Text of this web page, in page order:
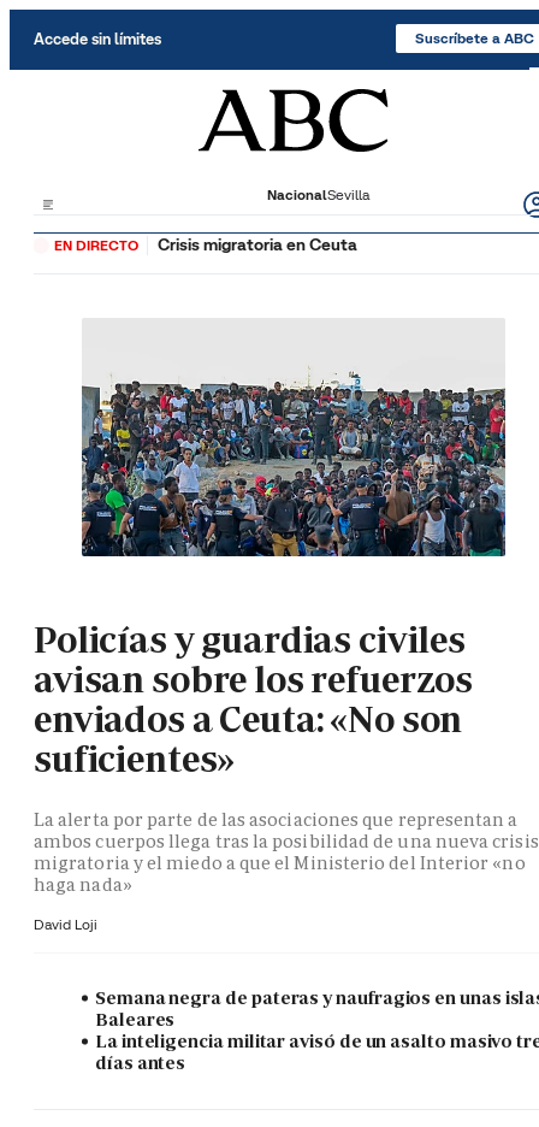
Accede sin límites Suscríbete a ABC
NacionalSevilla
EN DIRECTO Crisis migratoria en Ceuta
Policías y guardias civiles
avisan sobre los refuerzos
enviados a Ceuta: «No son
suficientes»
La alerta por parte de las asociaciones que representan a
ambos cuerpos llega tras la posibilidad de una nueva crisis
migratoria y el miedo a que el Ministerio del Interior «no
haga nada»
David Loji
Semana negra de pateras y naufragios en unas
Baleares
La inteligencia militar avisó de un asalto masivo
días antes